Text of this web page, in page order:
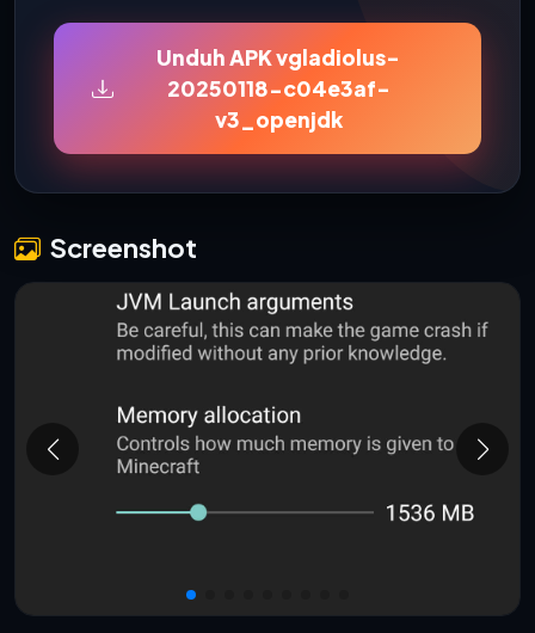
Unduh APK vgladiolus-
20250118-c04e3af-
v3_openjdk
Screenshot